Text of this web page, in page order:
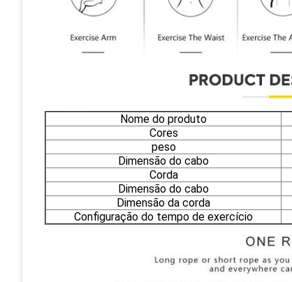
Nome do produto
Cores
peso
Dimensão do cabo
Corda
Dimensão do cabo
Dimensão da corda
Configuração do tempo de exercício